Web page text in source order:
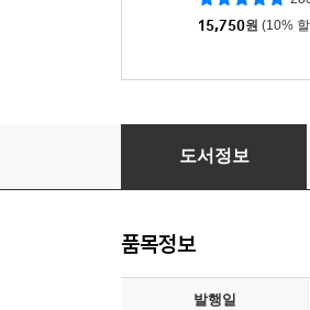
15,750원 (10%
보리 국어사전 (2025년
도서정보
품목정보
발행일